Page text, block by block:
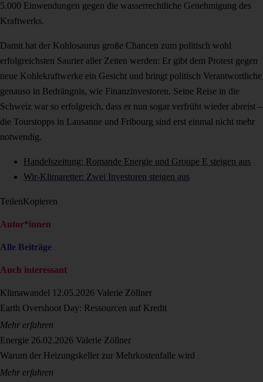
5.000 Einwendungen gegen die wasserrechtliche Genehmigung des
Kraftwerks.
Damit hat der Kohlosaurus große Chancen zum politisch wohl
erfolgreichsten Saurier aller Zeiten werden: Er gibt dem Protest gegen
neue Kohlekraftwerke ein Gesicht und bringt politisch Verantwortliche
genauso in Bedrängnis, wie Finanzinvestoren. Seine Reise in die
Schweiz war so erfolgreich, dass er nun sogar verfrüht wieder abreist –
die Tourstopps in Lausanne und Fribourg sind erst einmal nicht mehr
notwendig.
Handelszeitung: Romande Energie und Groupe E steigen aus
Wir-Klimaretter: Zwei Investoren steigen aus
TeilenKopieren
Autor*innen
Alle Beiträge
Auch interessant
Klimawandel 12.05.2026 Valerie Zöllner
Earth Overshoot Day: Ressourcen auf Kredit
Mehr erfahren
Energie 26.02.2026 Valerie Zöllner
Warum der Heizungskeller zur Mehrkostenfalle wird
Mehr erfahren